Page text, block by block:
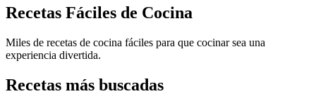
Recetas Fáciles de Cocina
Miles de recetas de cocina fáciles para que cocinar sea una
experiencia divertida.
Recetas más buscadas